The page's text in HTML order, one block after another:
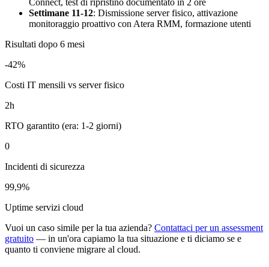
Settimane 11-12: Dismissione server fisico, attivazione
monitoraggio proattivo con Atera RMM, formazione utenti
Risultati dopo 6 mesi
-42%
Costi IT mensili vs server fisico
2h
RTO garantito (era: 1-2 giorni)
0
Incidenti di sicurezza
99,9%
Uptime servizi cloud
Vuoi un caso simile per la tua azienda? Contattaci per un assessment
gratuito — in un'ora capiamo la tua situazione e ti diciamo se e
quanto ti conviene migrare al cloud.